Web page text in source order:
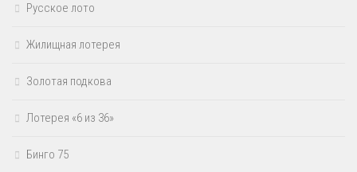
Русское лото
Жилищная лотерея
Золотая подкова
Лотерея «6 из 36»
Бинго 75